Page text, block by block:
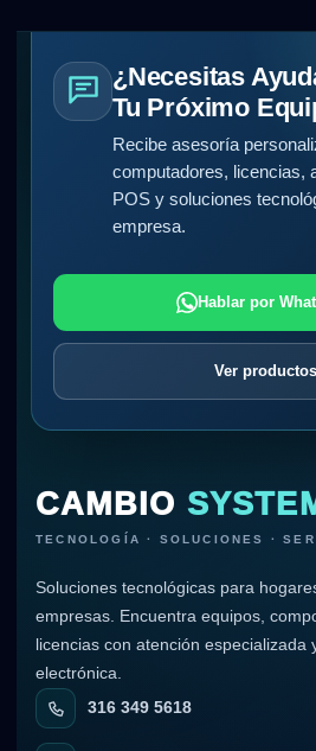
¿Necesitas
Tu Próximo
Recibe asesoría
computadores, licencias,
POS y soluciones
empresa.
Hablar por
Ver productos
CAMBIO
TECNOLOGÍA · SOLUCIONES ·
Soluciones tecnológicas para
empresas. Encuentra equipos,
licencias con atención especializada
electrónica.
316 349 5618